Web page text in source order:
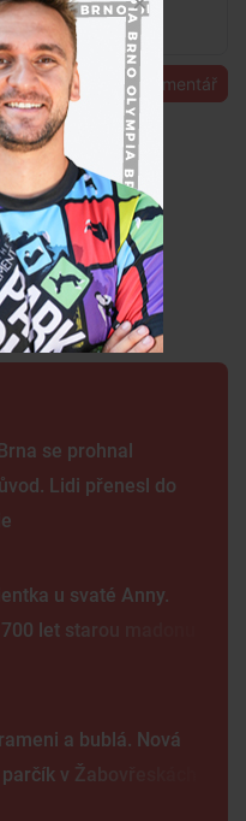
Přidat komentář
se prohnal
Lidi přenesl do
u svaté Anny.
let starou madonu
a bublá. Nová
v Žabovřeskách